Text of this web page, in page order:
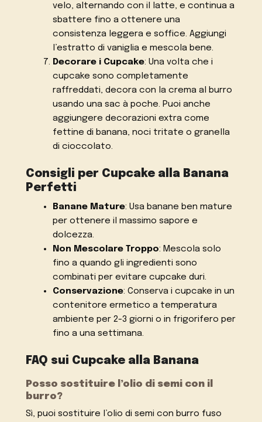
velo, alternando con il latte, e continua a
sbattere fino a ottenere una
consistenza leggera e soffice. Aggiungi
l’estratto di vaniglia e mescola bene.
Decorare i Cupcake: Una volta che i
cupcake sono completamente
raffreddati, decora con la crema al burro
usando una sac à poche. Puoi anche
aggiungere decorazioni extra come
fettine di banana, noci tritate o granella
di cioccolato.
Consigli per Cupcake alla Banana
Perfetti
Banane Mature: Usa banane ben mature
per ottenere il massimo sapore e
dolcezza.
Non Mescolare Troppo: Mescola solo
fino a quando gli ingredienti sono
combinati per evitare cupcake duri.
Conservazione: Conserva i cupcake in un
contenitore ermetico a temperatura
ambiente per 2-3 giorni o in frigorifero per
fino a una settimana.
FAQ sui Cupcake alla Banana
Posso sostituire l’olio di semi con il
burro?
Sì, puoi sostituire l’olio di semi con burro fuso